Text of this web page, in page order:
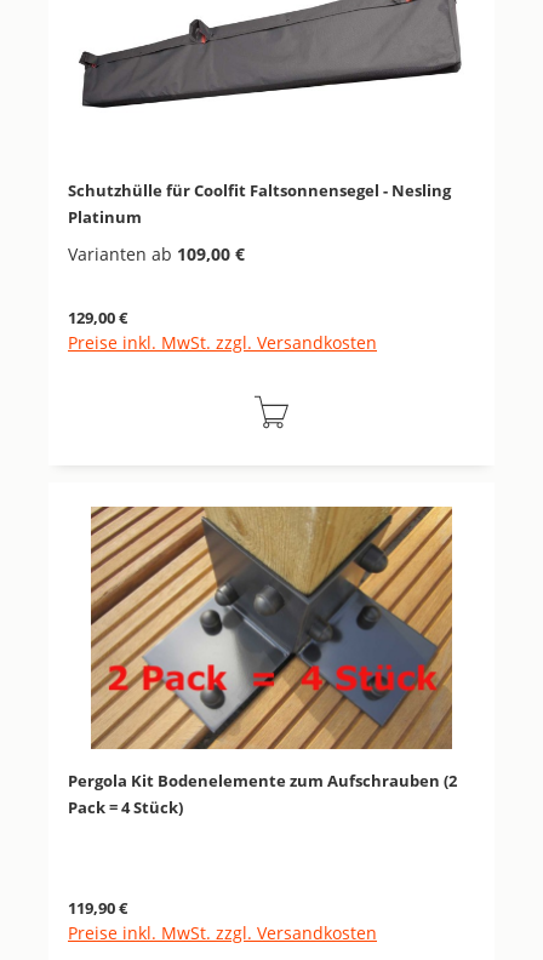
Schutzhülle für Coolfit Faltsonnensegel - Nesling
Platinum
Varianten ab 109,00 €
Regulärer Preis:
129,00 €
Preise inkl. MwSt. zzgl. Versandkosten
Pergola Kit Bodenelemente zum Aufschrauben (2
Pack = 4 Stück)
Regulärer Preis:
119,90 €
Preise inkl. MwSt. zzgl. Versandkosten